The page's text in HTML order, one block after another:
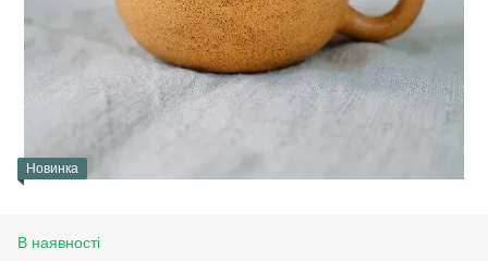
Новинка
В наявності